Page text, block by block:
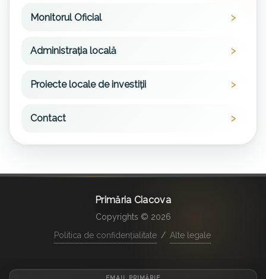
Monitorul Oficial
Administrația locală
Proiecte locale de investiții
Contact
Primăria Ciacova
Copyrights © 2026
Politica de confidențialitate / Alte legale
EMAIL PRIMĂRIE